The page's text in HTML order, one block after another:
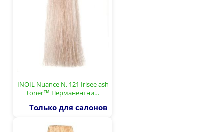
INOIL Nuance N. 121 Irisee ash
toner™ Перманентни…
Только для салонов